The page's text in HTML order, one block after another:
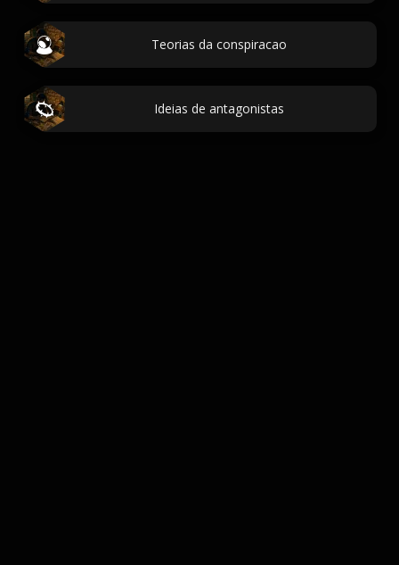
Teorias da conspiracao
Ideias de antagonistas